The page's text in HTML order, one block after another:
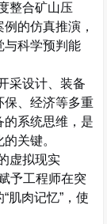
整合矿山压
的仿真推演，
与科学预判能
采设计、装备
保、经济等多重
的系统思维，是
关键。
虚拟现实
予工程师在突
“肌肉记忆” ，使